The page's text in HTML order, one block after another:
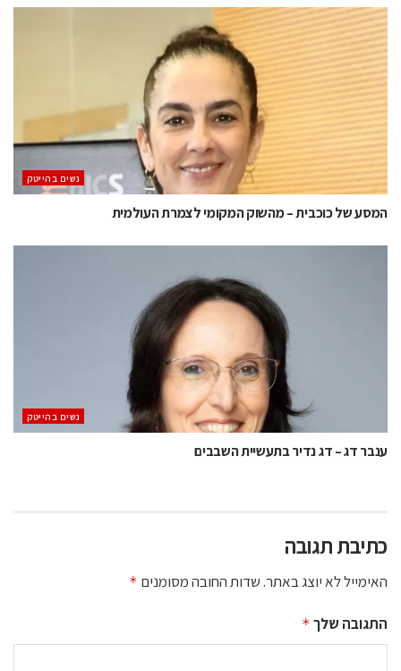
נשים בהייטק
המסע של כוכבית – מהשוק המקומי לצמרת העולמית
נשים בהייטק
ענבר דג – דג נדיר בתעשיית השבבים
כתיבת תגובה
האימייל לא יוצג באתר.שדות החובה מסומנים *
התגובה שלך *